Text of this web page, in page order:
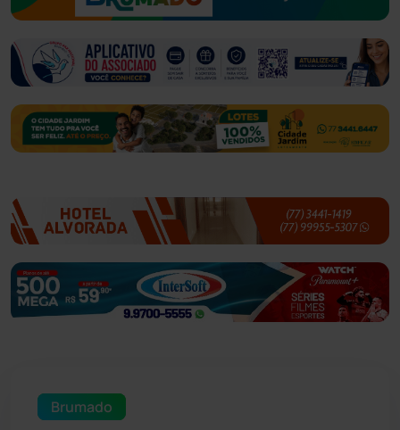
Brumado